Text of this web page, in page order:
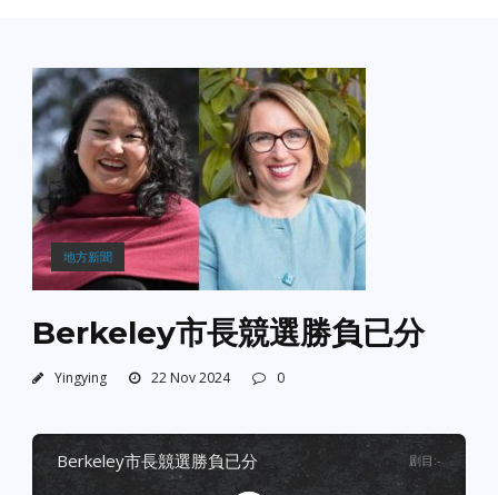
地方新聞
Berkeley市長競選勝負已分
Yingying 22 Nov 2024 0
berkeley市長競選勝負已分 剧目 :-